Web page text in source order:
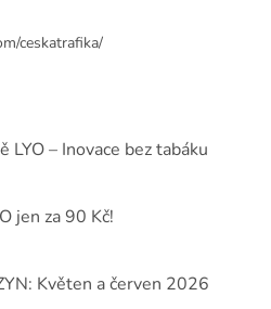
ceskatrafika/
– Inovace bez tabáku
jen za 90 Kč!
Květen a červen 2026